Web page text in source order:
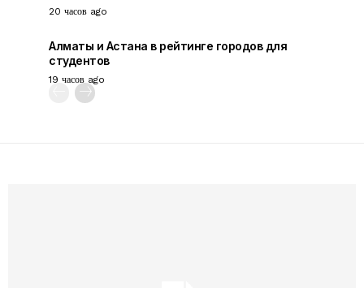
20 часов ago
Алматы и Астана в рейтинге городов для
студентов
19 часов ago